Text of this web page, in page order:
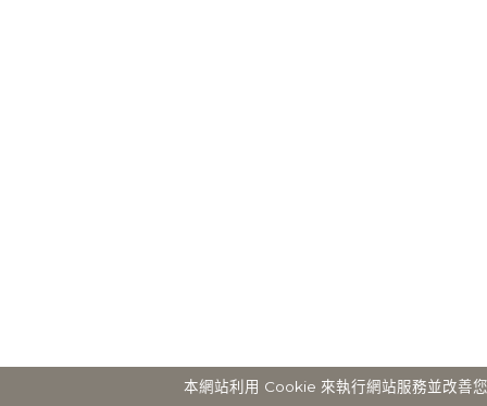
本網站利用 Cookie 來執行網站服務並改善